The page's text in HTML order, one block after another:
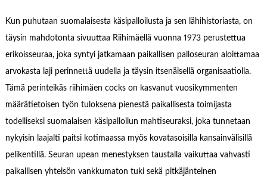
Kun puhutaan suomalaisesta käsipalloilusta ja sen lähihistoriasta, on
täysin mahdotonta sivuuttaa Riihimäellä vuonna 1973 perustettua
erikoisseuraa, joka syntyi jatkamaan paikallisen palloseuran aloittamaa
arvokasta laji perinnettä uudella ja täysin itsenäisellä organisaatiolla.
Tämä perinteikäs riihimäen cocks on kasvanut vuosikymmenten
määrätietoisen työn tuloksena pienestä paikallisesta toimijasta
todelliseksi suomalaisen käsipalloilun mahtiseuraksi, joka tunnetaan
nykyisin laajalti paitsi kotimaassa myös kovatasoisilla kansainvälisillä
pelikentillä. Seuran upean menestyksen taustalla vaikuttaa vahvasti
paikallisen yhteisön vankkumaton tuki sekä pitkäjänteinen